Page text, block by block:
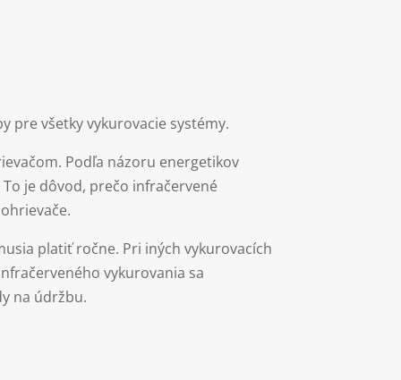
pre všetky vykurovacie systémy.
Podľa názoru energetikov
je dôvod, prečo infračervené
platiť ročne. Pri iných vykurovacích
vykurovania sa
na údržbu.